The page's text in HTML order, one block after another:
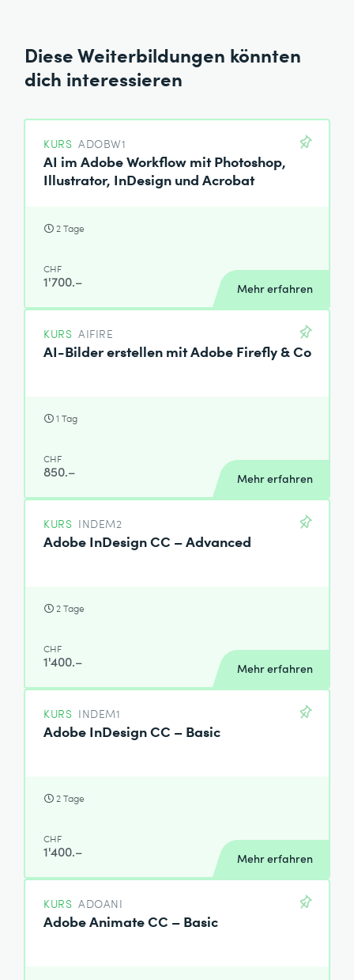
Diese Weiterbildungen könnten
dich interessieren
KURS ADOBW1
AI im Adobe Workflow mit Photoshop,
Illustrator, InDesign und Acrobat
2 Tage
CHF
1'700.– Mehr erfahren
KURS AIFIRE
AI-Bilder erstellen mit Adobe Firefly & Co
1 Tag
CHF
850.– Mehr erfahren
KURS INDEM2
Adobe InDesign CC – Advanced
2 Tage
CHF
1'400.– Mehr erfahren
KURS INDEM1
Adobe InDesign CC – Basic
2 Tage
CHF
1'400.– Mehr erfahren
KURS ADOANI
Adobe Animate CC – Basic